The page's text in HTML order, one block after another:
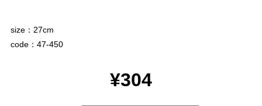
size：27cm
code：47-450
¥304